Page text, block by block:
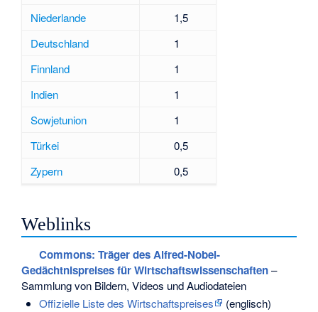
Niederlande
1,5
Deutschland
1
Finnland
1
Indien
1
Sowjetunion
1
Türkei
0,5
Zypern
0,5
Weblinks
Commons: Träger des Alfred-Nobel-
Gedächtnispreises für Wirtschaftswissenschaften–
Sammlung von Bildern, Videos und Audiodateien
Offizielle Liste des Wirtschaftspreises
(englisch)